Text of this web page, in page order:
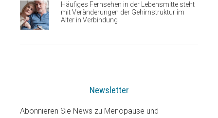
Häufiges Fernsehen in der Lebensmitte steht
mit Veränderungen der Gehirnstruktur im
Alter in Verbindung
Newsletter
Abonnieren Sie News zu Menopause und